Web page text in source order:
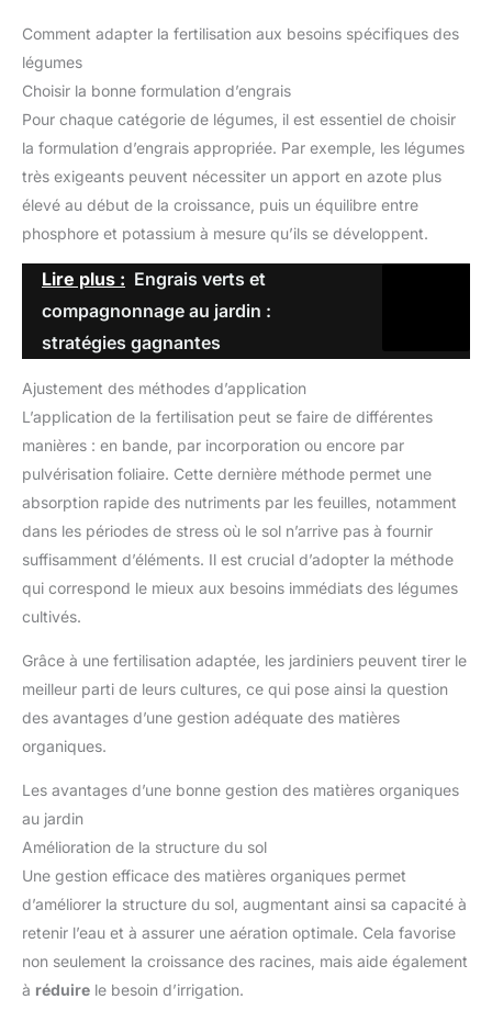
Comment adapter la fertilisation aux besoins spécifiques des
légumes
Choisir la bonne formulation d’engrais
Pour chaque catégorie de légumes, il est essentiel de choisir
la formulation d’engrais appropriée. Par exemple, les légumes
très exigeants peuvent nécessiter un apport en azote plus
élevé au début de la croissance, puis un équilibre entre
phosphore et potassium à mesure qu’ils se développent.
Lire plus : Engrais verts et
compagnonnage au jardin :
stratégies gagnantes
Ajustement des méthodes d’application
L’application de la fertilisation peut se faire de différentes
manières : en bande, par incorporation ou encore par
pulvérisation foliaire. Cette dernière méthode permet une
absorption rapide des nutriments par les feuilles, notamment
dans les périodes de stress où le sol n’arrive pas à fournir
suffisamment d’éléments. Il est crucial d’adopter la méthode
qui correspond le mieux aux besoins immédiats des légumes
cultivés.
Grâce à une fertilisation adaptée, les jardiniers peuvent tirer le
meilleur parti de leurs cultures, ce qui pose ainsi la question
des avantages d’une gestion adéquate des matières
organiques.
Les avantages d’une bonne gestion des matières organiques
au jardin
Amélioration de la structure du sol
Une gestion efficace des matières organiques permet
d’améliorer la structure du sol, augmentant ainsi sa capacité à
retenir l’eau et à assurer une aération optimale. Cela favorise
non seulement la croissance des racines, mais aide également
à réduire le besoin d’irrigation.